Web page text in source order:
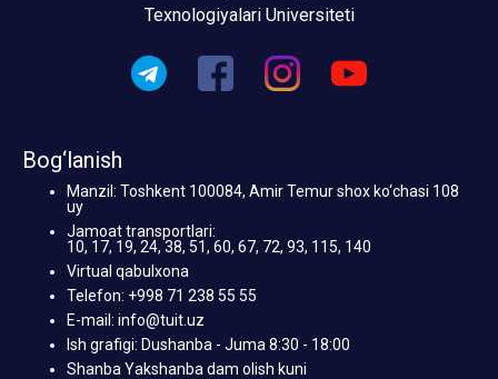
Texnologiyalari Universiteti
Bog‘lanish
Manzil: Toshkent 100084, Amir Temur shox ko‘chasi 108
uy
Jamoat transportlari:
10, 17, 19, 24, 38, 51, 60, 67, 72, 93, 115, 140
Virtual qabulxona
Telefon: +998 71 238 55 55
E-mail: info@tuit.uz
Ish grafigi: Dushanba - Juma 8:30 - 18:00
Shanba Yakshanba dam olish kuni